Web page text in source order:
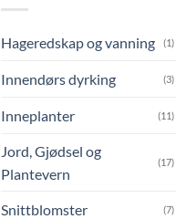
Hageredskap og vanning (1)
Innendørs dyrking (3)
Inneplanter (11)
Jord, Gjødsel og
Plantevern
(17)
Snittblomster (7)